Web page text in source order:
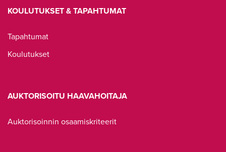
KOULUTUKSET & TAPAHTUMAT
Tapahtumat
Koulutukset
AUKTORISOITU HAAVAHOITAJA
Auktorisoinnin osaamiskriteerit